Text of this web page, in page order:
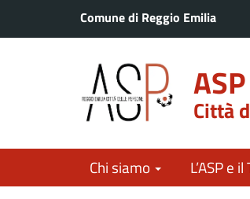
Comune di Reggio Emilia
Città
Chi siamo L’ASP e